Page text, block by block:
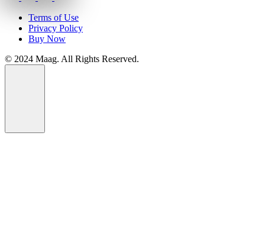
Terms of Use
Privacy Policy
Buy Now
© 2024 Maag. All Rights Reserved.